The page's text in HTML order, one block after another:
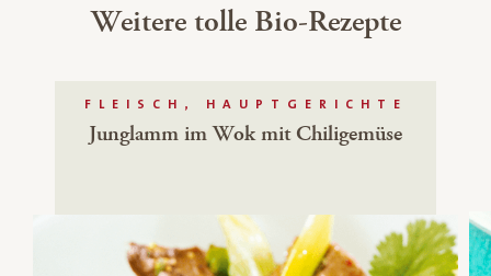
Weitere tolle Bio-Rezepte
FLEISCH, HAUPTGERICHTE
Junglamm im Wok mit Chiligemüse